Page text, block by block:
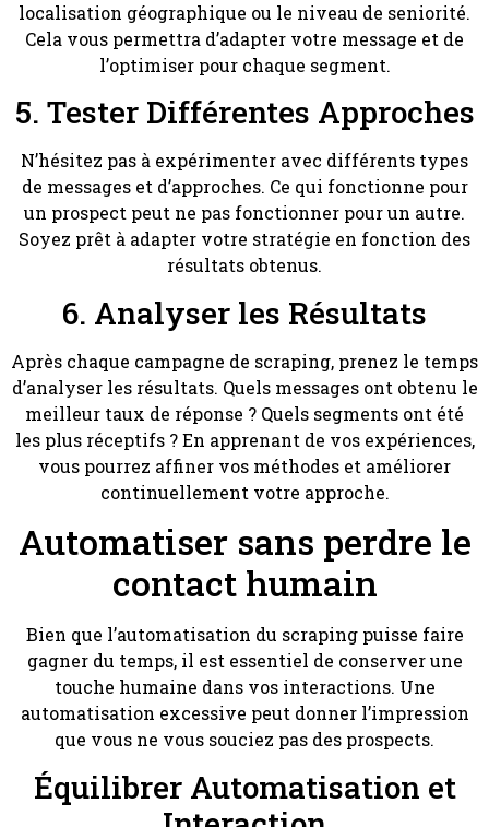
localisation géographique ou le niveau de seniorité.
Cela vous permettra d’adapter votre message et de
l’optimiser pour chaque segment.
5. Tester Différentes Approches
N’hésitez pas à expérimenter avec différents types
de messages et d’approches. Ce qui fonctionne pour
un prospect peut ne pas fonctionner pour un autre.
Soyez prêt à adapter votre stratégie en fonction des
résultats obtenus.
6. Analyser les Résultats
Après chaque campagne de scraping, prenez le temps
d’analyser les résultats. Quels messages ont obtenu le
meilleur taux de réponse ? Quels segments ont été
les plus réceptifs ? En apprenant de vos expériences,
vous pourrez affiner vos méthodes et améliorer
continuellement votre approche.
Automatiser sans perdre le
contact humain
Bien que l’automatisation du scraping puisse faire
gagner du temps, il est essentiel de conserver une
touche humaine dans vos interactions. Une
automatisation excessive peut donner l’impression
que vous ne vous souciez pas des prospects.
Équilibrer Automatisation et